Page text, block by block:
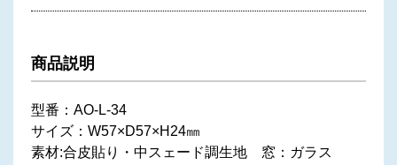
商品説明
型番：AO-L-34
サイズ：W57×D57×H24㎜
素材:合皮貼り・中スェード調生地 窓：ガラス